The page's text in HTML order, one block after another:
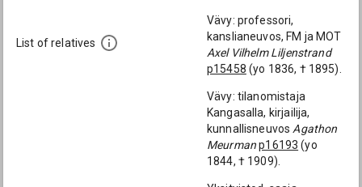
List of relatives
Vävy: professori,
kanslianeuvos, FM ja MOT
Axel Vilhelm Liljenstrand
p15458 (yo 1836, † 1895).
Vävy: tilanomistaja
Kangasalla, kirjailija,
kunnallisneuvos Agathon
Meurman p16193 (yo
1844, † 1909).